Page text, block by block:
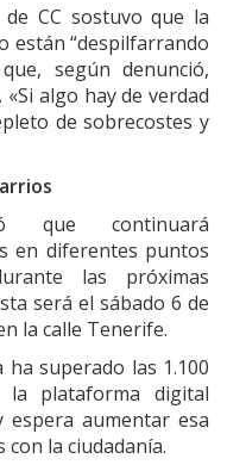
CC sostuvo que la
están “despilfarrando
según denunció,
algo hay de verdad
de sobrecostes y
que continuará
en diferentes puntos
las próximas
será el sábado 6 de
la calle Tenerife.
superado las 1.100
plataforma digital
espera aumentar esa
la ciudadanía.